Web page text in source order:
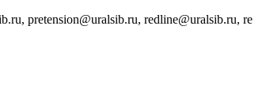
pretension@uralsib.ru, redline@uralsib.ru, re